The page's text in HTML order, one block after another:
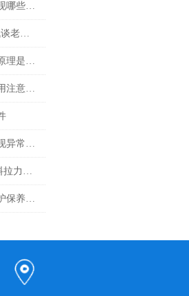
拉扭复合材料试验机能实现哪些方面的测试功能？
UV氙灯老化试验箱厂家浅谈老化的三要素
悬臂梁冲击试验机的冲击原理是什么？
扭转破坏负荷试验机的使用注意事项有哪些
淋雨防水等级试验箱的出现异常怎样解决
如何挑选合适的5000N材料拉力试验机？这几个要点要牢记
高低温湿热试验箱日常维护保养小窍门